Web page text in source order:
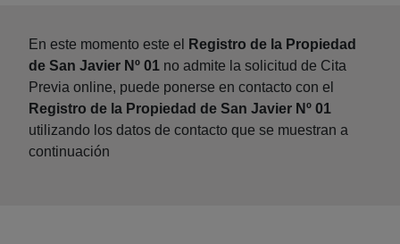
En este momento este el
Registro de la Propiedad
de San Javier Nº 01 no admite la solicitud de Cita
Previa online, puede ponerse en contacto con el
Registro de la Propiedad de San Javier Nº 01
utilizando los datos de contacto que se muestran a
continuación